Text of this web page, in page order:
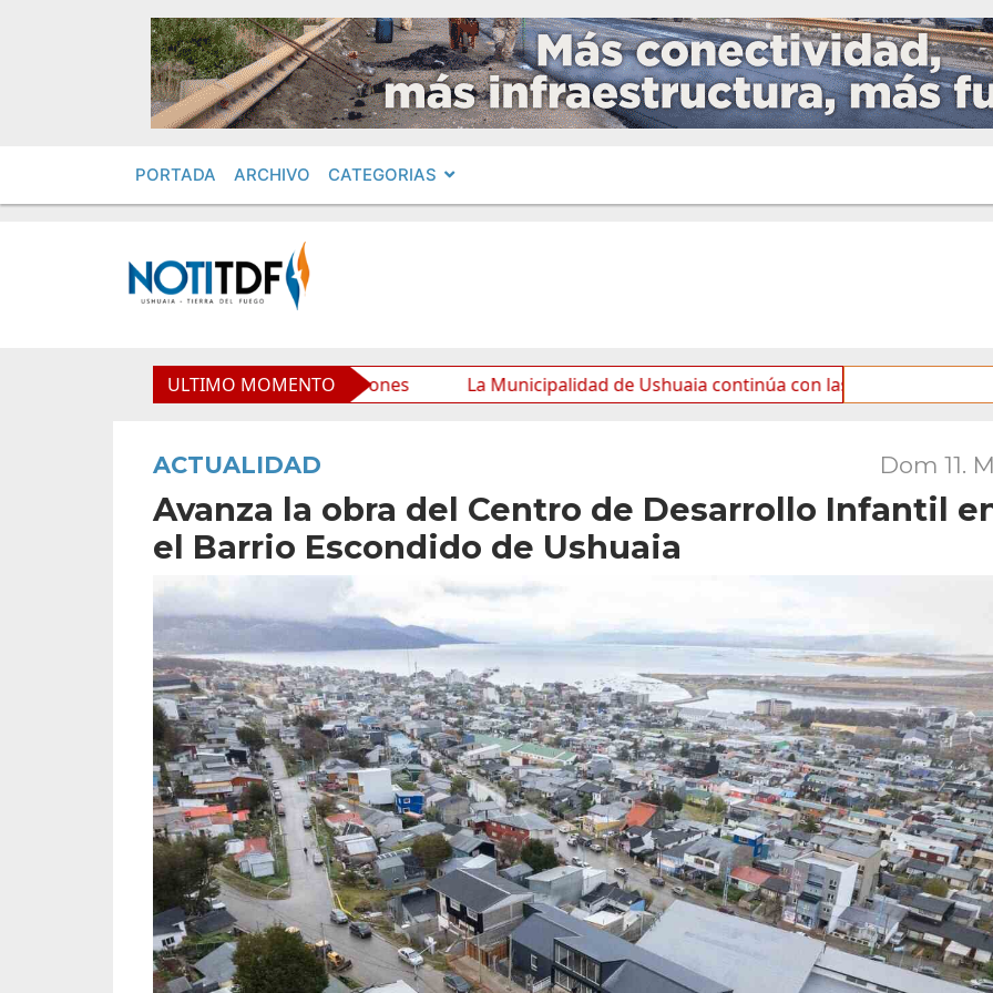
PORTADA ARCHIVO CATEGORIAS
ULTIMO MOMENTO
Municipal y mejora sus prestaciones La Municipalidad de Ushuaia continúa con las tareas de mantenimiento
ACTUALIDAD Dom 11.
Avanza la obra del Centro de Desarrollo Infantil
el Barrio Escondido de Ushuaia